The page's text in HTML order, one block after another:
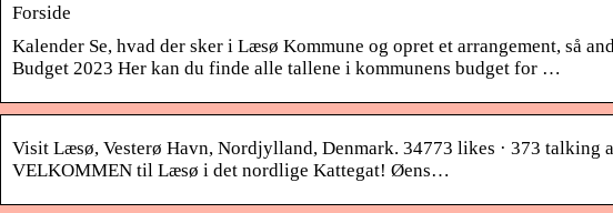
Forside
Kalender Se, hvad der sker i Læsø Kommune og opret et arrangement, så
Budget 2023 Her kan du finde alle tallene i kommunens budget for …
Visit Læsø, Vesterø Havn, Nordjylland, Denmark. 34773 likes · 373 talking
VELKOMMEN til Læsø i det nordlige Kattegat! Øens…